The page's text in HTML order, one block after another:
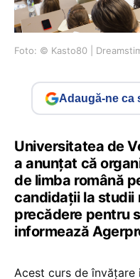
Foto: © Kasto80 |
Adaugă-ne ca
Universitatea de
a anunțat că
de limba română
candidaţii la studii
precădere pentru
informează
Acest curs de învăţare